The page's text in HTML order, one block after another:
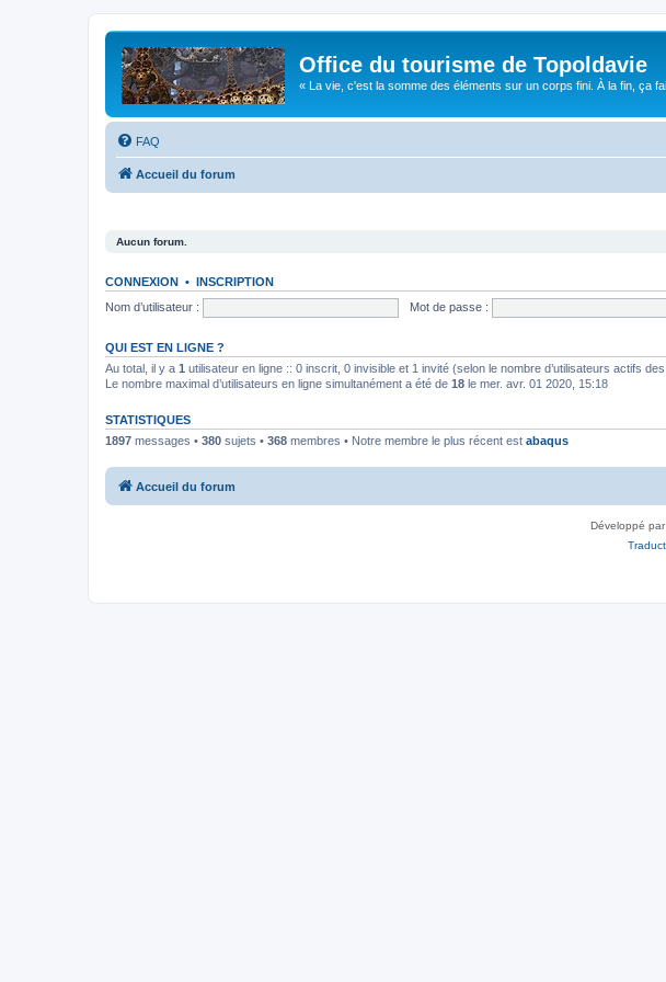
Office du tourisme de Topoldavie
« La vie, c'est la somme des éléments sur un corps fini. À la fin, ça
FAQ
Accueil du forum
Aucun forum.
CONNEXION • INSCRIPTION
Nom d’utilisateur :
Mot de passe :
QUI EST EN LIGNE ?
Au total, il y a 1 utilisateur en ligne :: 0 inscrit, 0 invisible et 1 invité (selon le nombre d’utilisateurs actifs
Le nombre maximal d’utilisateurs en ligne simultanément a été de 18 le mer. avr. 01 2020, 15:18
STATISTIQUES
1897 messages • 380 sujets • 368 membres • Notre membre le plus récent est abaqus
Accueil du forum
Développé par